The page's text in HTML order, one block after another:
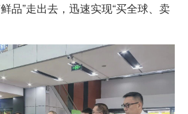
品”走出去，迅速实现“买全球、卖